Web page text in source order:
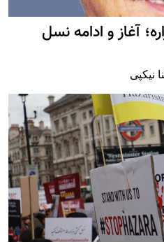
آغاز و ادامه نسل
نیکپی